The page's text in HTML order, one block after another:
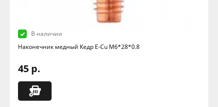
В наличии
Наконечник медный Кедр E-Cu M6*28*0.8
45 р.